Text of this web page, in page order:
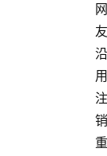
网
友
沿
用
注
销
重